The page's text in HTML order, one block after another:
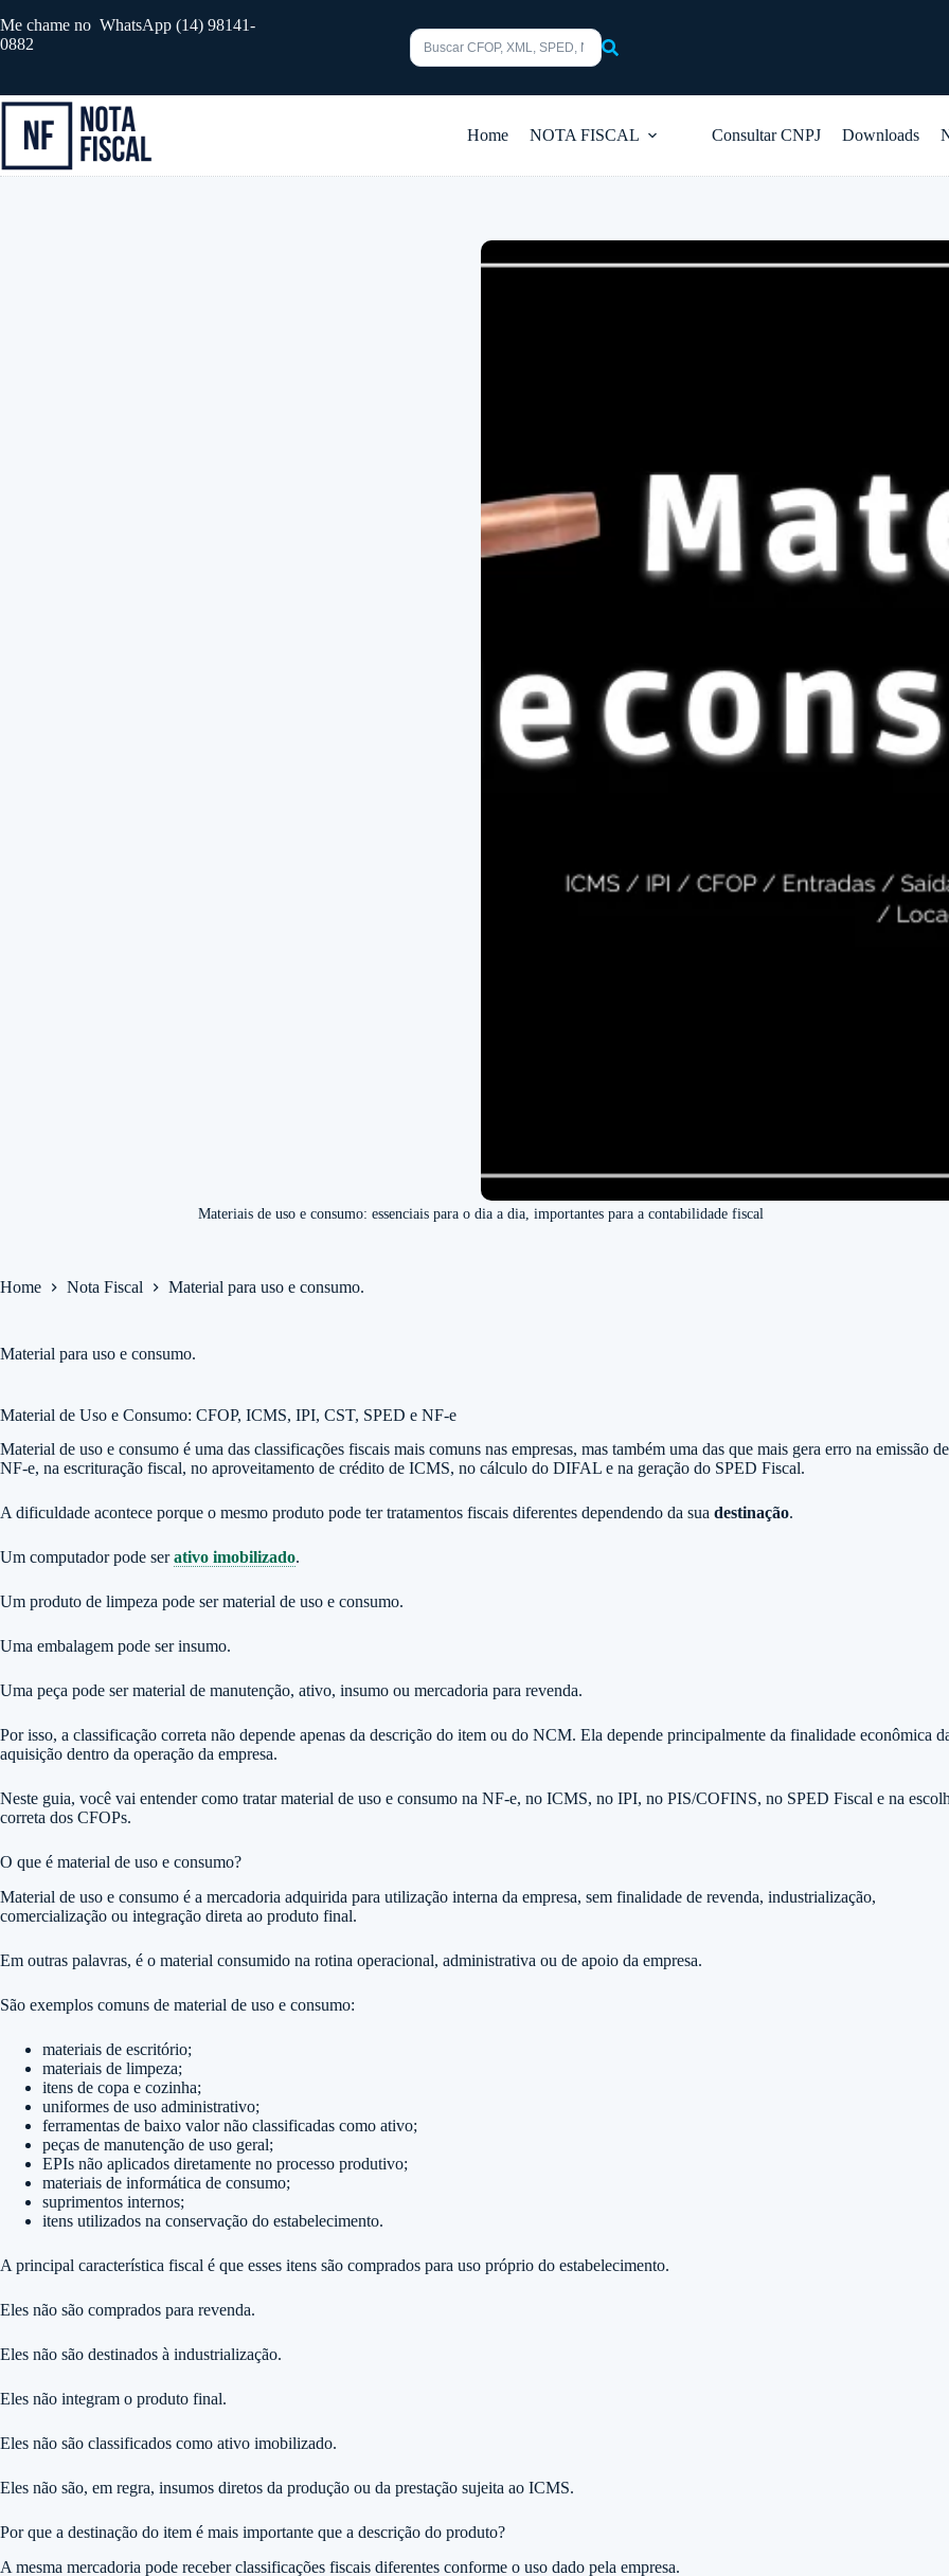
para
o
Me chame no WhatsApp (14) 98141-
0882
resultados
Home NOTA FISCAL Consultar CNPJ Downloads
Materiais de uso e consumo: essenciais para o dia a dia, importantes para a contabilidade fiscal
Home Nota Fiscal Material para uso e consumo.
Material para uso e consumo.
Material de Uso e Consumo: CFOP, ICMS, IPI, CST, SPED e NF-e
Material de uso e consumo é uma das classificações fiscais mais comuns nas empresas, mas também uma das que mais gera erro na emissão de
NF-e, na escrituração fiscal, no aproveitamento de crédito de ICMS, no cálculo do DIFAL e na geração do SPED Fiscal.
A dificuldade acontece porque o mesmo produto pode ter tratamentos fiscais diferentes dependendo da sua destinação.
Um computador pode serativo imobilizado.
Um produto de limpeza pode ser material de uso e consumo.
Uma embalagem pode ser insumo.
Uma peça pode ser material de manutenção, ativo, insumo ou mercadoria para revenda.
Por isso, a classificação correta não depende apenas da descrição do item ou do NCM. Ela depende principalmente da finalidade econômica
aquisição dentro da operação da empresa.
Neste guia, você vai entender como tratar material de uso e consumo na NF-e, no ICMS, no IPI, no PIS/COFINS, no SPED Fiscal e na
correta dos CFOPs.
O que é material de uso e consumo?
Material de uso e consumo é a mercadoria adquirida para utilização interna da empresa, sem finalidade de revenda, industrialização,
comercialização ou integração direta ao produto final.
Em outras palavras, é o material consumido na rotina operacional, administrativa ou de apoio da empresa.
São exemplos comuns de material de uso e consumo:
materiais de escritório;
materiais de limpeza;
itens de copa e cozinha;
uniformes de uso administrativo;
ferramentas de baixo valor não classificadas como ativo;
peças de manutenção de uso geral;
EPIs não aplicados diretamente no processo produtivo;
materiais de informática de consumo;
suprimentos internos;
itens utilizados na conservação do estabelecimento.
A principal característica fiscal é que esses itens são comprados para uso próprio do estabelecimento.
Eles não são comprados para revenda.
Eles não são destinados à industrialização.
Eles não integram o produto final.
Eles não são classificados como ativo imobilizado.
Eles não são, em regra, insumos diretos da produção ou da prestação sujeita ao ICMS.
Por que a destinação do item é mais importante que a descrição do produto?
A mesma mercadoria pode receber classificações fiscais diferentes conforme o uso dado pela empresa.